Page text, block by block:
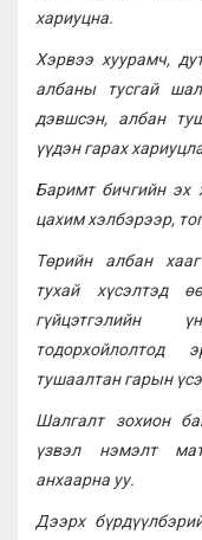
хариуцна.
Хэрвээ хуурамч,
албаны тусгай
дэвшсэн, албан
үүдэн гарах
Баримт бичгийн эх
цахим хэлбэрээр,
Төрийн албан
тухай хүсэлтэд
гүйцэтгэлийн
тодорхойлолтод
тушаалтан гарын
Шалгалт зохион
үзвэл нэмэлт
анхаарна уу.
Дээрх